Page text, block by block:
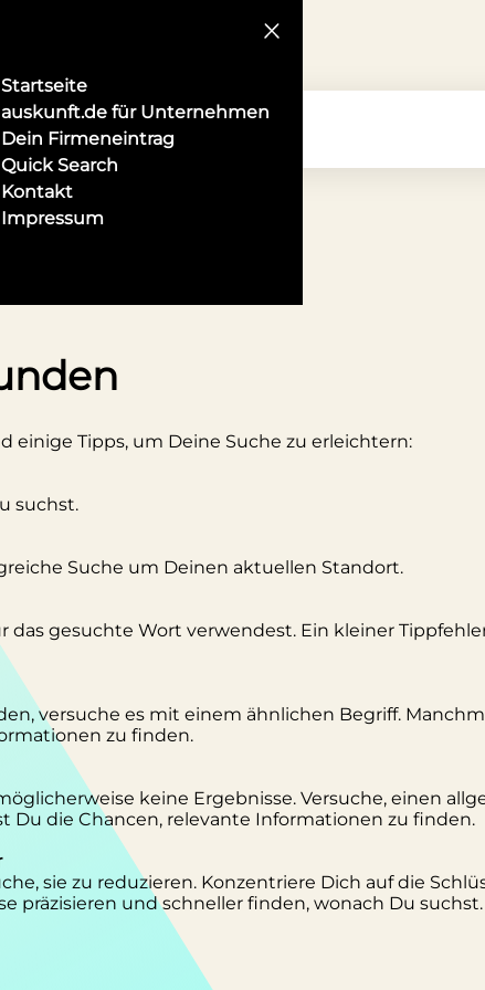
Startseite
auskunft.de für Unternehmen
Dein Firmeneintrag
Quick Search
Kontakt
Impressum
einige Tipps, um Deine Suche zu erleichtern:
suchst.
Suche um Deinen aktuellen Standort.
das gesuchte Wort verwendest. Ein kleiner
versuche es mit einem ähnlichen Begriff.
zu finden.
keine Ergebnisse. Versuche, einen
Du die Chancen, relevante Informationen zu finden.
sie zu reduzieren. Konzentriere Dich auf die
präzisieren und schneller finden, wonach Du suchst.